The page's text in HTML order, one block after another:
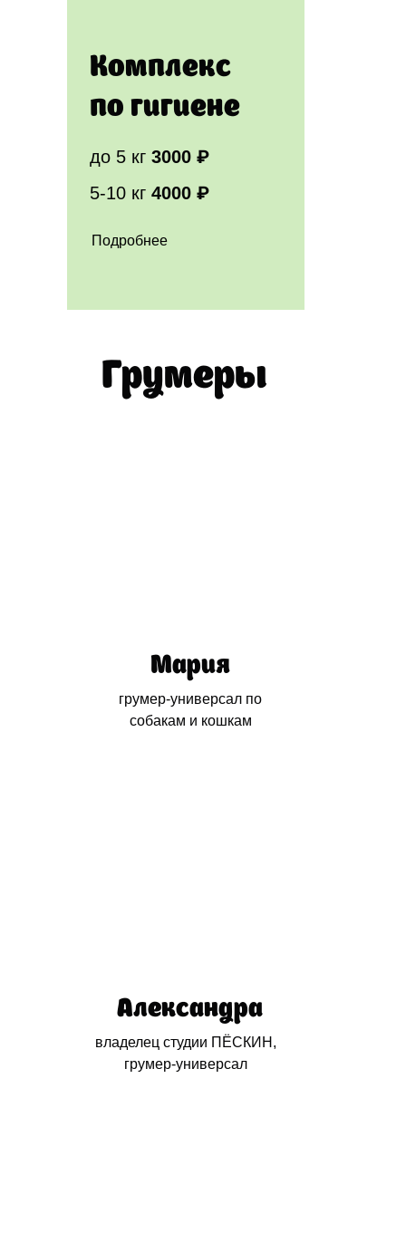
Подробнее
5-10 кг 4000 ₽
до 5 кг 3000 ₽
Комплекс
по гигиене
владелец студии ПЁСКИН,
грумер-универсал
грумер-универсал по
собакам и кошкам
Александра
Мария
Грумеры